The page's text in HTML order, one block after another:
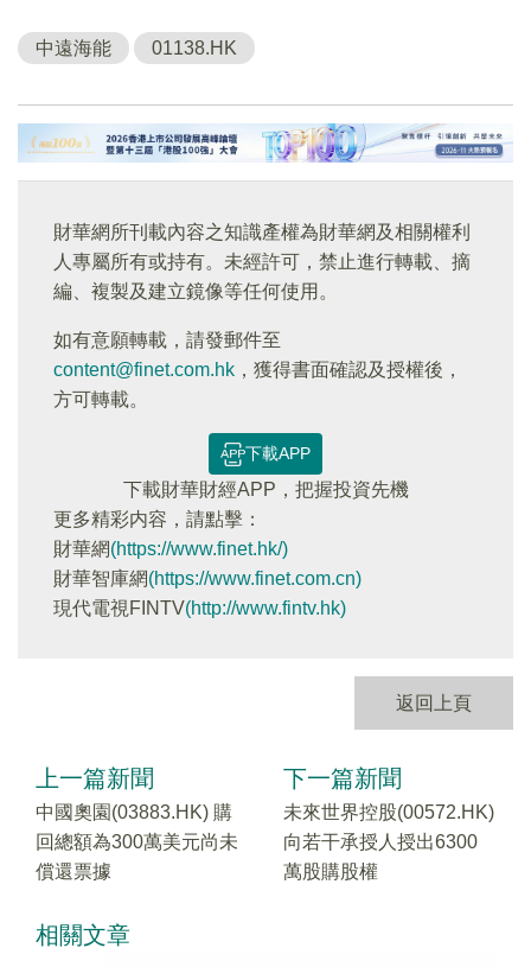
中遠海能 01138.HK
財華網所刊載內容之知識產權為財華網及相關權利
人專屬所有或持有。未經許可，禁止進行轉載、摘
編、複製及建立鏡像等任何使用。
如有意願轉載，請發郵件至
content@finet.com.hk ，獲得書面確認及授權後，
方可轉載。
下載APP
下載財華財經APP，把握投資先機
更多精彩内容，請點擊：
財華網(https://www.finet.hk/)
財華智庫網(https://www.finet.com.cn)
現代電視FINTV(http://www.fintv.hk)
返回上頁
上一篇新聞
中國奧園(03883.HK) 購
回總額為300萬美元尚未
償還票據
下一篇新聞
未來世界控股(00572.HK)
向若干承授人授出6300
萬股購股權
相關文章